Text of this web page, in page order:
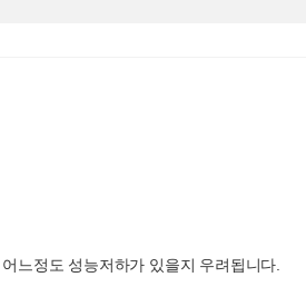
느정도 성능저하가 있을지 우려됩니다.